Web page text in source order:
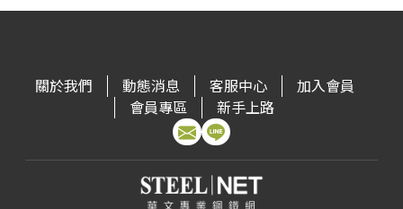
關於我們 動態消息 客服中心
加入會員
會員專區
新手上路